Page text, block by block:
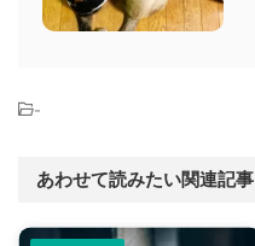
-
あわせて読みたい関連記事